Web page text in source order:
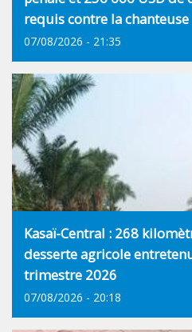
requis contre la chanteuse
07/08/2026 - 21:35
Kasaï-Central : 268
desserte agricole
trimestre 2026
07/08/2026 - 20:18